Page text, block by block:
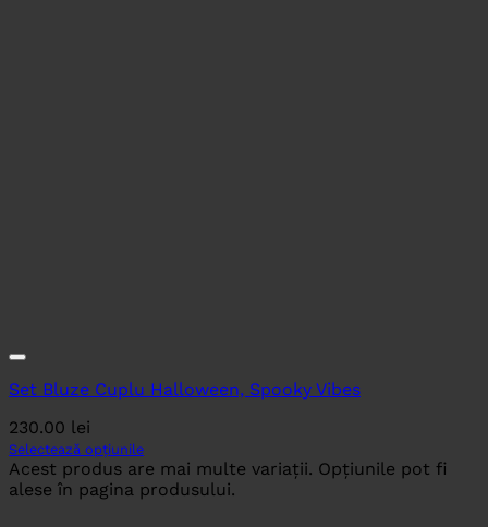
Set Bluze Cuplu Halloween, Spooky Vibes
230.00 lei
Selectează opțiunile
Acest produs are mai multe variații. Opțiunile pot fi
alese în pagina produsului.